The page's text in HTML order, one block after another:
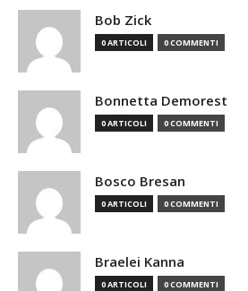
Bob Zick
0 ARTICOLI 0 COMMENTI
Bonnetta Demorest
0 ARTICOLI 0 COMMENTI
Bosco Bresan
0 ARTICOLI 0 COMMENTI
Braelei Kanna
0 ARTICOLI 0 COMMENTI